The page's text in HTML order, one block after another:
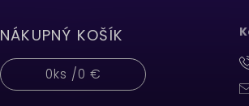
NÁKUPNÝ KOŠÍK
0ks /0 €